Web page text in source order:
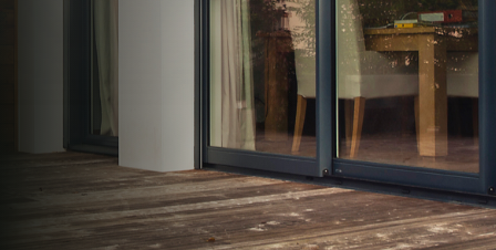
apporter : Tarifs directs usines sans minimum
d'achat - Assistance technique chantier et
service réactif avec simplicité.
07 83 35 69 17
MON DEVIS MOTEUR